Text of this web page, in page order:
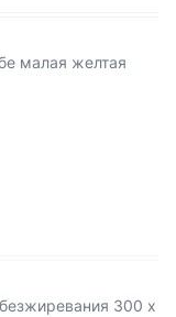
малая желтая
300 х